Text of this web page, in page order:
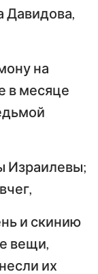
Давидова,
на
в месяце
Израилевы;
и скинию
вещи,
их